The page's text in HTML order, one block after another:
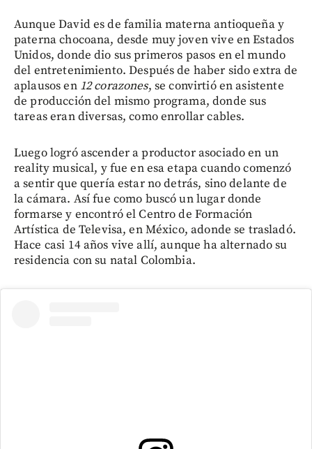
Aunque David es de familia materna antioqueña y
paterna chocoana, desde muy joven vive en Estados
Unidos, donde dio sus primeros pasos en el mundo
del entretenimiento. Después de haber sido extra de
aplausos en 12 corazones, se convirtió en asistente
de producción del mismo programa, donde sus
tareas eran diversas, como enrollar cables.
Luego logró ascender a productor asociado en un
reality musical, y fue en esa etapa cuando comenzó
a sentir que quería estar no detrás, sino delante de
la cámara. Así fue como buscó un lugar donde
formarse y encontró el Centro de Formación
Artística de Televisa, en México, adonde se trasladó.
Hace casi 14 años vive allí, aunque ha alternado su
residencia con su natal Colombia.